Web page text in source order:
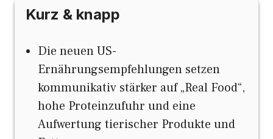
Kurz & knapp
Die neuen US-
Ernährungsempfehlungen setzen
kommunikativ stärker auf „Real Food“,
hohe Proteinzufuhr und eine
Aufwertung tierischer Produkte und